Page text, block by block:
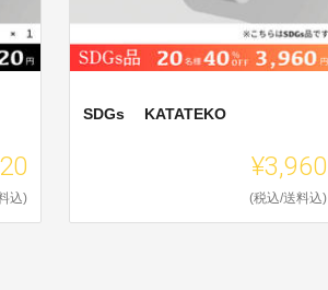
込)
SDGs KATATEKO
¥3,960
(税込/送料込)